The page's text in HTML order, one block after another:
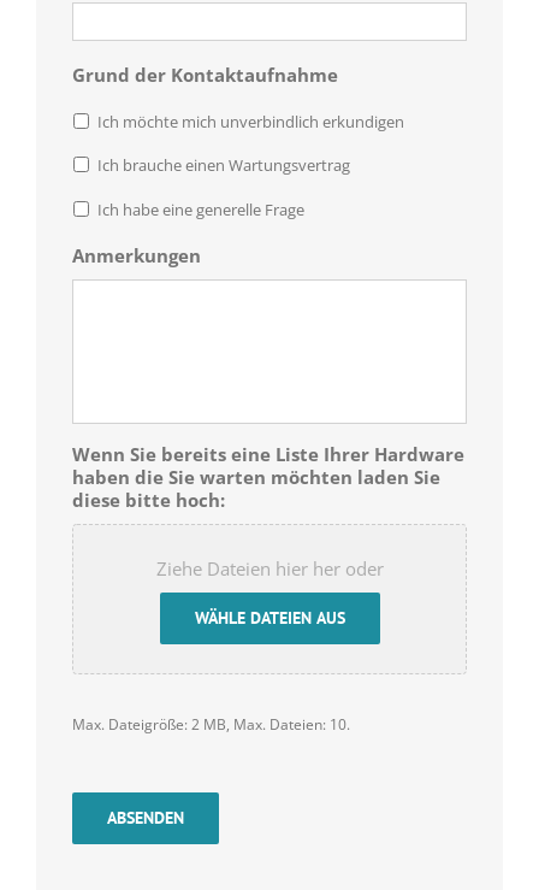
Grund der Kontaktaufnahme
Ich möchte mich unverbindlich erkundigen
Ich brauche einen Wartungsvertrag
Ich habe eine generelle Frage
Anmerkungen
Wenn Sie bereits eine Liste Ihrer Hardware
haben die Sie warten möchten laden Sie
diese bitte hoch:
Ziehe Dateien hier her oder
WÄHLE DATEIEN AUS
Max. Dateigröße: 2 MB, Max. Dateien: 10.
ABSENDEN